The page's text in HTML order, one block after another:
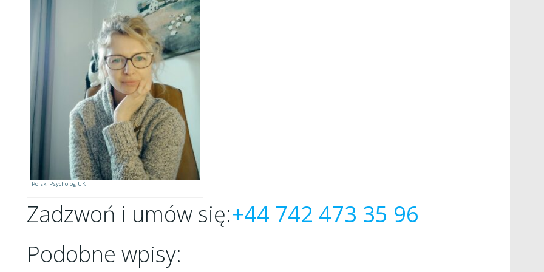
Polski Psycholog UK
Zadzwoń i umów się:+44 742 473 35 96
Podobne wpisy: